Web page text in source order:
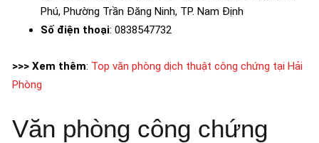
Phú, Phường Trần Đăng Ninh, TP. Nam Định
Số điện thoại: 0838547732
>>> Xem thêm: Top văn phòng dịch thuật công chứng tại Hải
Phòng
Văn phòng công chứng